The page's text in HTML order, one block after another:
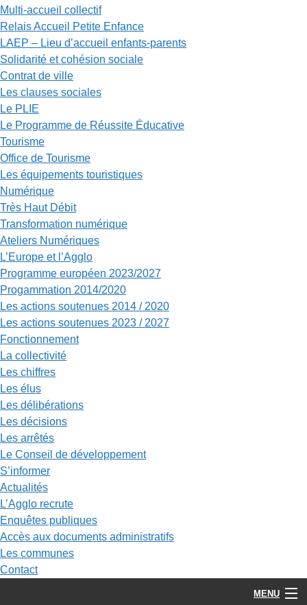
Multi-accueil collectif
Relais Accueil Petite Enfance
LAEP – Lieu d’accueil enfants-parents
Solidarité et cohésion sociale
Contrat de ville
Les clauses sociales
Le PLIE
Le Programme de Réussite Éducative
Tourisme
Office de Tourisme
Les équipements touristiques
Numérique
Très Haut Débit
Transformation numérique
Ateliers Numériques
L’Europe et l’Agglo
Programme européen 2023/2027
Progammation 2014/2020
Les actions soutenues 2014 / 2020
Les actions soutenues 2023 / 2027
Fonctionnement
La collectivité
Les chiffres
Les élus
Les délibérations
Les décisions
Les arrêtés
Le Conseil de développement
S’informer
Actualités
L’Agglo recrute
Enquêtes publiques
Accès aux documents administratifs
Les communes
Contact
MENU